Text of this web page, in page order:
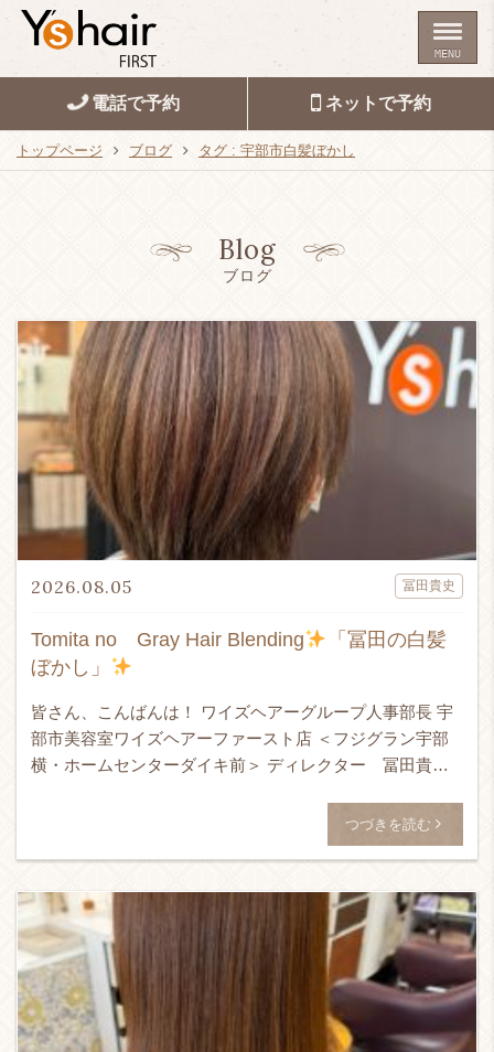
電話で予約 ネットで予約
トップページ ブログ タグ : 宇部市白髪ぼかし
Blog
ブログ
Tomita no Gray Hair Blending
「冨田の白髪
ぼかし」
2026.08.05 冨田貴史
皆さん、こんばんは！ ワイズヘアーグループ人事部長 宇
部市美容室ワイズヘアーファースト店 ＜フジグラン宇部
横・ホームセンターダイキ前＞ ディレクター 冨田貴史
つづきを読む
MENU